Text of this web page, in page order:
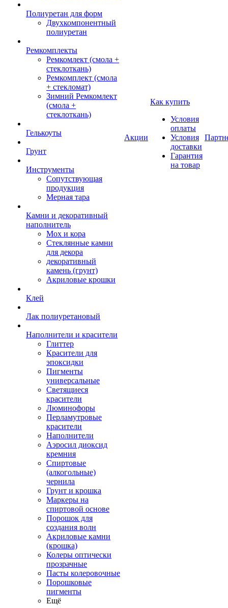
Полиуретан для форм
Двухкомпонентный
полиуретан
Ремкомплекты
Ремкомлект (смола +
стеклоткань)
Ремкомплект (смола
+ стекломат)
Зимний Ремкомлект
(смола +
стеклоткань)
Гелькоуты
Грунт
Инструменты
Сопутствующая
продукция
Мерная тара
Камни и декоративный
наполнитель
Мох и кора
Стеклянные камни
для декора
декоративный
камень (грунт)
Акриловые крошки
Клей
Лак полиуретановый
Наполнители и красители
Глиттер
Красители для
эпоксидки
Пигменты
универсальные
Светящиеся
красители
Люминофоры
Перламутровые
красители
Наполнители
Аэросил диоксид
кремния
Спиртовые
(алкогольные)
чернила
Грунт и крошка
Маркеры на
спиртовой основе
Порошок для
создания волн
Акриловые камни
(крошка)
Колеры оптически
прозрачные
Пасты колеровочные
Порошковые
пигменты
Ещё
Акции
Как купить
Условия
оплаты
Условия
доставки
Гарантия
на товар